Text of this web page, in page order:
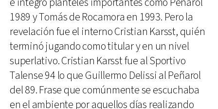
1989 y Tomás de Rocamora en 1993. Pero la
revelación fue el interno Cristian Karsst, quién
terminó jugando como titular y en un nivel
superlativo. Cristian Karsst fue al Sportivo
Talense 94 lo que Guillermo Delissi al Peñarol
del 89. Frase que comúnmente se escuchaba
en el ambiente por aquellos días realizando